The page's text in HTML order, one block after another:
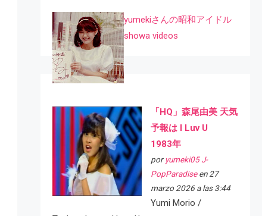
yumekiさんの昭和アイドル
showa videos
「HQ」森尾由美 天気
予報は I Luv U
1983年
por yumeki05 J-
PopParadiseen 27
marzo 2026 a las 3:44
Yumi Morio /